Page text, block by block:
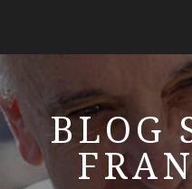
BLOG